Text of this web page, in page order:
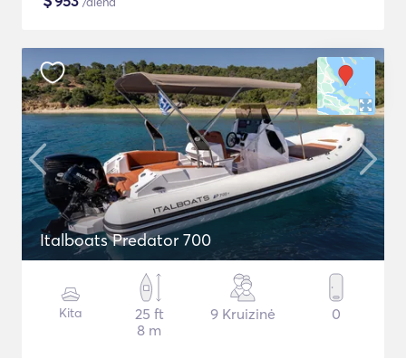
Italboats Predator 700
Kita
25 ft
8 m
9 Kruizinė 0